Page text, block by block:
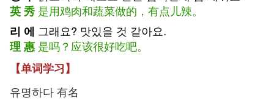
英 秀 是用鸡肉和蔬菜做的，有点儿辣。
리 에 그래요? 맛있을 것 같아요.
理 惠 是吗？应该很好吃吧。
【单词学习】
유명하다 有名